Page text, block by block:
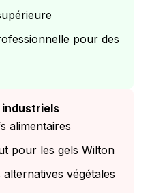
pour des
industriels
alimentaires
pour les gels Wilton
végétales